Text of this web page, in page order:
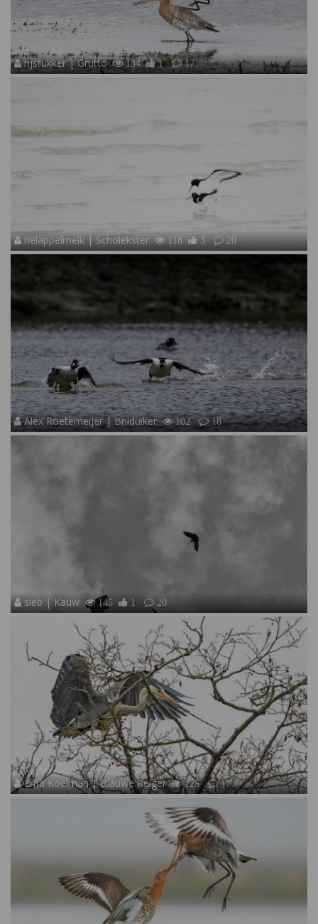
hjstukker | Grutto 134 1 17
nelappelmelk | Scholekster 118 3 20
Alex Roetemeijer | Brilduiker 102 18
sieb | Kauw 145 1 20
Erna Koelman | Blauwe Reiger 125 17